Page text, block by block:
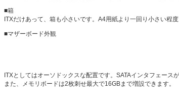
■箱
ITXだけあって、箱も小さいです。A4用紙より一回り小さい程度
■マザーボード外観
ITXとしてはオーソドックスな配置です。SATAインタフェース
また、メモリボードは2枚刺せ最大で16GBまで増設できます。